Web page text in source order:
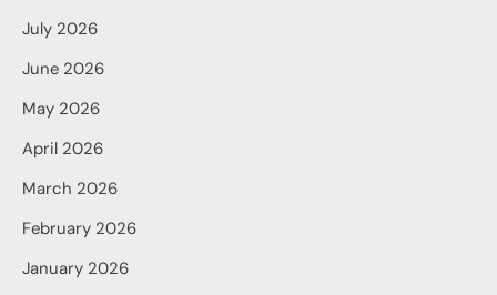
July 2026
June 2026
May 2026
April 2026
March 2026
February 2026
January 2026